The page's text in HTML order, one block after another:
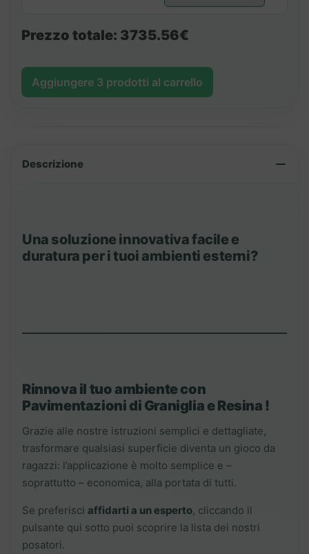
Prezzo totale: 3735.56€
Aggiungere 3 prodotti al carrello
Descrizione
Una soluzione innovativa facile e
duratura per i tuoi ambienti esterni?
Rinnova il tuo ambiente con
Pavimentazioni di Graniglia e Resina !
Grazie alle nostre istruzioni semplici e dettagliate,
trasformare qualsiasi superficie diventa un gioco da
ragazzi: l’applicazione è molto semplice e –
soprattutto – economica, alla portata di tutti.
Se preferisci affidarti a un esperto, cliccando il
pulsante qui sotto puoi scoprire la lista dei nostri
posatori.